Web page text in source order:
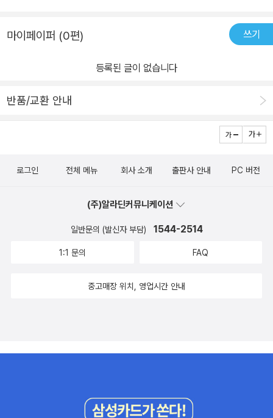
마이페이퍼 (0편) 쓰기
등록된 글이 없습니다
반품/교환 안내
로그인 전체 메뉴 회사 소개 출판사 안내 PC 버전
(주)알라딘커뮤니케이션
일반문의 (발신자 부담) 1544-2514
1:1 문의 FAQ
중고매장 위치, 영업시간 안내